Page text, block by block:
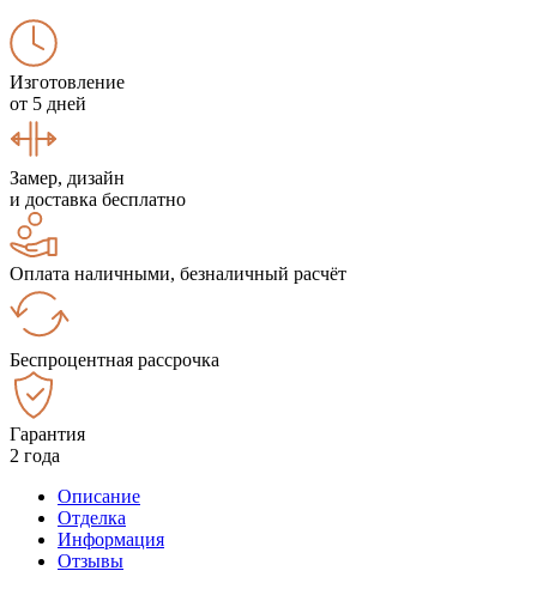
Изготовление
от 5 дней
Замер, дизайн
и доставка бесплатно
Оплата наличными, безналичный расчёт
Беспроцентная рассрочка
Гарантия
2 года
Описание
Отделка
Информация
Отзывы